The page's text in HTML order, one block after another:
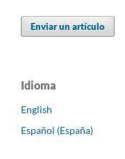
Enviar un artículo
Idioma
English
Español (España)